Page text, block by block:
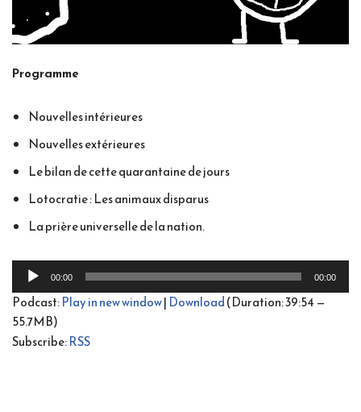
Programme
Nouvelles intérieures
Nouvelles extérieures
Le bilan de cette quarantaine de jours
Lotocratie : Les animaux disparus
La prière universelle de la nation.
e
c
t
e
00:00 00:00
Podcast:Play in new window| Download(Duration: 39:54 —
55.7MB)
Subscribe:RSS